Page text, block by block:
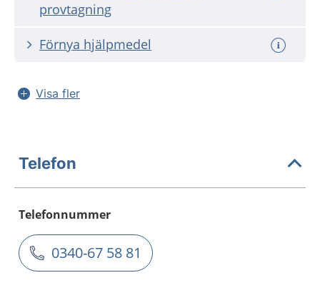
provtagning
Förnya hjälpmedel
Visa fler
Telefon
Telefonnummer
0340-67 58 81